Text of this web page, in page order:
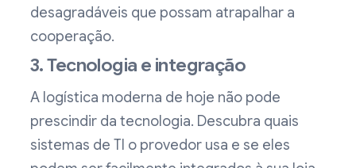
desagradáveis que possam atrapalhar a
cooperação.
3. Tecnologia e integração
A logística moderna de hoje não pode
prescindir da tecnologia. Descubra quais
sistemas de TI o provedor usa e se eles